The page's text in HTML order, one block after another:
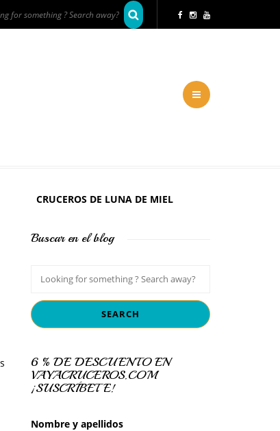
CRUCEROS DE LUNA DE MIEL
Buscar en el blog
6 % DE DESCUENTO EN
VAYACRUCEROS.COM
¡SUSCRÍBETE!
Nombre y apellidos